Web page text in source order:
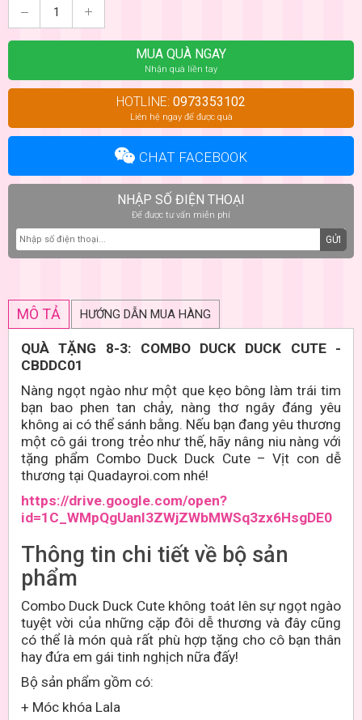
MUA QUÀ NGAY
Nhận quà liền tay
HOTLINE: 0973353102
Liên hệ ngay để được quà
CHAT FACEBOOK
NHẬP SỐ ĐIỆN THOẠI
Để được tư vấn miễn phí
GỬI
MÔ TẢ HƯỚNG DẪN MUA HÀNG
QUÀ TẶNG 8-3: COMBO DUCK DUCK CUTE -
CBDDC01
Nàng ngọt ngào như một que kẹo bông làm trái tim
bạn bao phen tan chảy, nàng thơ ngây đáng yêu
không ai có thể sánh bằng. Nếu bạn đang yêu thương
một cô gái trong trẻo như thế, hãy nâng niu nàng với
tặng phẩm Combo Duck Duck Cute – Vịt con dễ
thương tại Quadayroi.com nhé!
https://drive.google.com/open?
id=1C_WMpQgUanl3ZWjZWbMWSq3zx6HsgDE0
Thông tin chi tiết về bộ sản
phẩm
Combo Duck Duck Cute không toát lên sự ngọt ngào
tuyệt vời của những cặp đôi dễ thương và đây cũng
có thể là món quà rất phù hợp tặng cho cô bạn thân
hay đứa em gái tinh nghịch nữa đấy!
Bộ sản phẩm gồm có:
+ Móc khóa Lala